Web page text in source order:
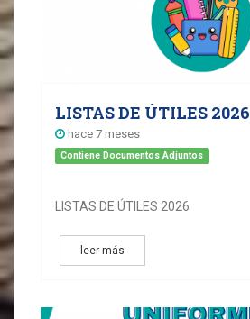
LISTAS DE ÚTILES 2026
hace 7 meses
Contiene Documentos Adjuntos
LISTAS DE ÚTILES 2026
leer más